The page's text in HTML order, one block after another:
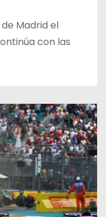
Madrid el
con las